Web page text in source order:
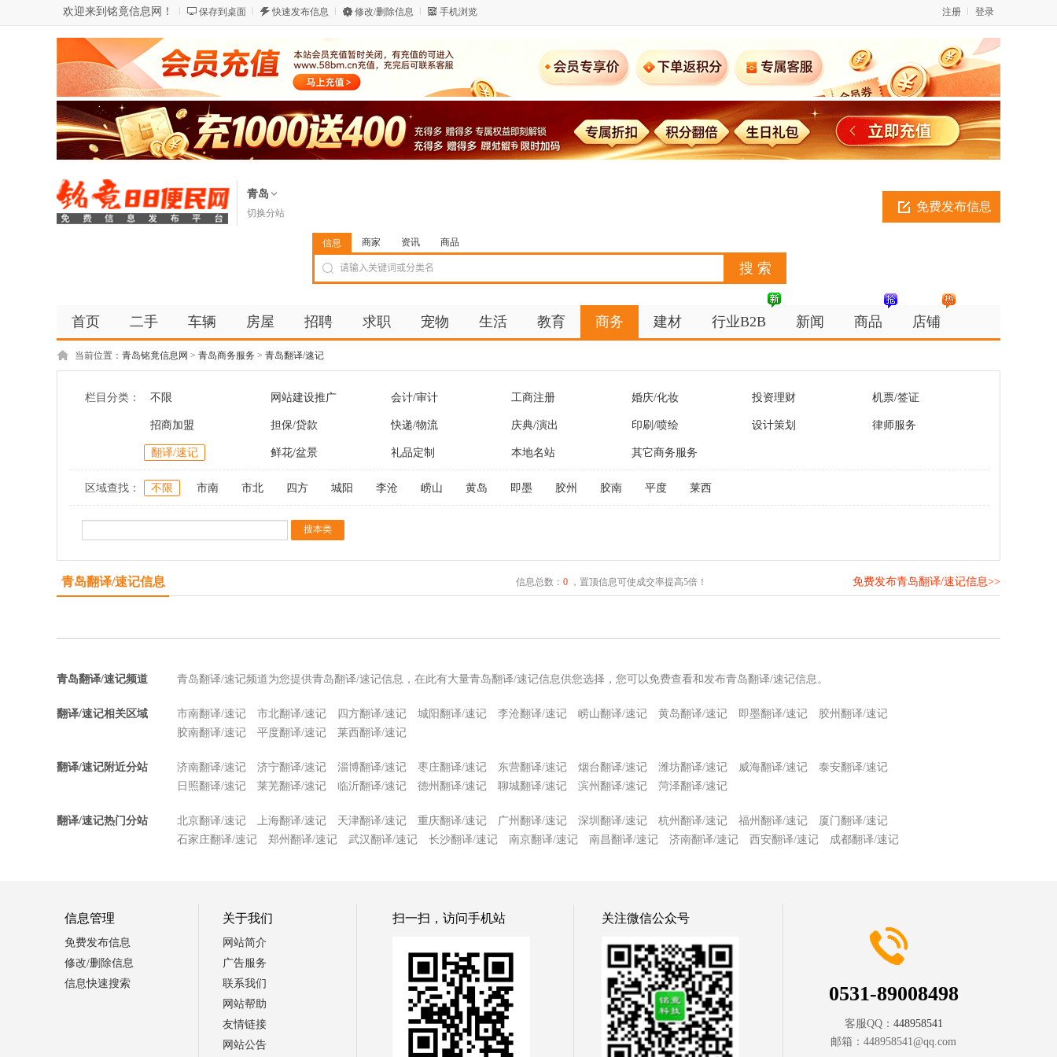
欢迎来到铭竟信息网！ 保存到桌面 快速发布信息 修改/删除信息 手机浏览 登录
注册
青岛
切换分站 免费发布信息
信息 商家 资讯 商品
首页 二手 车辆 房屋 招聘 求职 宠物 生活 教育 商务 建材 行业B2B 新闻 商品 店铺
当前位置： 青岛铭竟信息网 > 青岛商务服务 > 青岛翻译/速记
栏目分类： 不限 网站建设推广 会计/审计 工商注册 婚庆/化妆 投资理财 机票/签证
招商加盟 担保/贷款 快递/物流 庆典/演出 印刷/喷绘 设计策划 律师服务
翻译/速记 鲜花/盆景 礼品定制 本地名站 其它商务服务
区域查找： 不限 市南 市北 四方 城阳 李沧 崂山 黄岛 即墨 胶州 胶南 平度 莱西
青岛翻译/速记信息 信息总数： 0，置顶信息可使成交率提高5倍！ 免费发布青岛翻译/速记信息>>
青岛翻译/速记频道 青岛翻译/速记频道为您提供青岛翻译/速记信息，在此有大量青岛翻译/速记信息供您选择，您可以免费查看和发布青岛翻译/速记信息。
翻译/速记相关区域 市南翻译/速记 市北翻译/速记 四方翻译/速记 城阳翻译/速记 李沧翻译/速记 崂山翻译/速记 黄岛翻译/速记 即墨翻译/速记
胶州翻译/速记
胶南翻译/速记
平度翻译/速记 莱西翻译/速记
翻译/速记附近分站 济南翻译/速记 济宁翻译/速记 淄博翻译/速记 枣庄翻译/速记 东营翻译/速记 烟台翻译/速记 潍坊翻译/速记 威海翻译/速记
泰安翻译/速记
日照翻译/速记
莱芜翻译/速记 临沂翻译/速记 德州翻译/速记 聊城翻译/速记 滨州翻译/速记 菏泽翻译/速记
翻译/速记热门分站 北京翻译/速记 上海翻译/速记 天津翻译/速记 重庆翻译/速记 广州翻译/速记 深圳翻译/速记 杭州翻译/速记 福州翻译/速记
厦门翻译/速记
石家庄翻译/速记
郑州翻译/速记 武汉翻译/速记 长沙翻译/速记 南京翻译/速记 南昌翻译/速记 济南翻译/速记 西安翻译/速记 成都翻译/速记
信息管理
免费发布信息
修改/删除信息
信息快速搜索
关于我们
网站简介
广告服务
联系我们
网站帮助
友情链接
网站公告
扫一扫，访问手机站 关注微信公众号
0531-89008498
客服QQ： 448958541
邮箱： 448958541@qq.com